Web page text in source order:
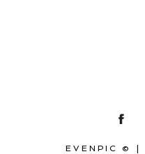
EVENPIC ©